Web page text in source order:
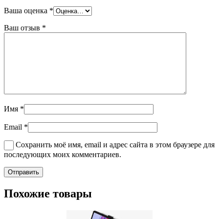
Ваша оценка *
Ваш отзыв *
Имя *
Email *
Сохранить моё имя, email и адрес сайта в этом браузере для
последующих моих комментариев.
Похожие товары